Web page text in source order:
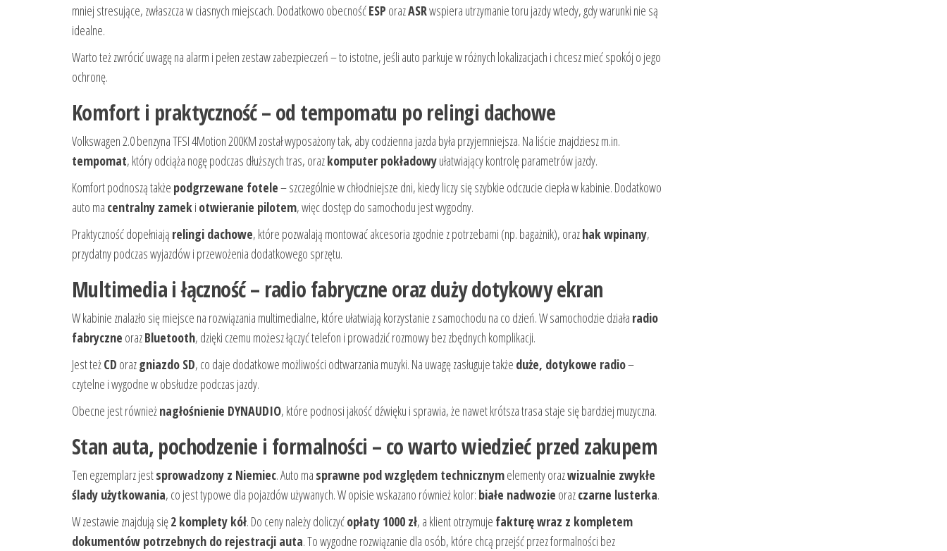
mniej stresujące, zwłaszcza w ciasnych miejscach. Dodatkowo obecnośćESP orazASRwspiera utrzymanie toru jazdy wtedy, gdy warunki nie są
idealne.
Warto też zwrócić uwagę na alarm i pełen zestaw zabezpieczeń – to istotne, jeśli auto parkuje w różnych lokalizacjach i chcesz mieć spokój o jego
ochronę.
Komfort i praktyczność – od tempomatu po relingi dachowe
Volkswagen 2.0 benzyna TFSI 4Motion 200KM został wyposażony tak, aby codzienna jazda była przyjemniejsza. Na liście znajdziesz m.in.
tempomat, który odciąża nogę podczas dłuższych tras, orazkomputer pokładowyułatwiający kontrolę parametrów jazdy.
Komfort podnoszą także podgrzewane fotele– szczególnie w chłodniejsze dni, kiedy liczy się szybkie odczucie ciepła w kabinie. Dodatkowo
auto ma centralny zamek i otwieranie pilotem, więc dostęp do samochodu jest wygodny.
Praktyczność dopełniają relingi dachowe, które pozwalają montować akcesoria zgodnie z potrzebami (np. bagażnik), orazhak wpinany,
przydatny podczas wyjazdów i przewożenia dodatkowego sprzętu.
Multimedia i łączność – radio fabryczne oraz duży dotykowy ekran
W kabinie znalazło się miejsce na rozwiązania multimedialne, które ułatwiają korzystanie z samochodu na co dzień. W samochodzie działa radio
fabryczne orazBluetooth, dzięki czemu możesz łączyć telefon i prowadzić rozmowy bez zbędnych komplikacji.
Jest też CD orazgniazdo SD, co daje dodatkowe możliwości odtwarzania muzyki. Na uwagę zasługuje także duże, dotykowe radio–
czytelne i wygodne w obsłudze podczas jazdy.
Obecne jest również nagłośnienie DYNAUDIO, które podnosi jakość dźwięku i sprawia, że nawet krótsza trasa staje się bardziej muzyczna.
Stan auta, pochodzenie i formalności – co warto wiedzieć przed zakupem
Ten egzemplarz jestsprowadzony z Niemiec. Auto ma sprawne pod względem technicznymelementy orazwizualnie zwykłe
ślady użytkowania, co jest typowe dla pojazdów używanych. W opisie wskazano również kolor: białe nadwozie orazczarne lusterka.
W zestawie znajdują się2 komplety kół. Do ceny należy doliczyćopłaty 1000 zł, a klient otrzymuje fakturę wraz z kompletem
dokumentów potrzebnych do rejestracji auta. To wygodne rozwiązanie dla osób, które chcą przejść przez formalności bez